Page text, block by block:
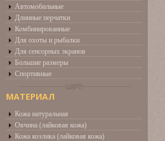
Автомобильные
Длинные перчатки
Комбинированные
Для охоты и рыбалки
Для сенсорных экранов
Большие размеры
Спортивные
МАТЕРИАЛ
Кожа натуральная
Овчина (лайковая кожа)
Кожа козлика (лайковая кожа)